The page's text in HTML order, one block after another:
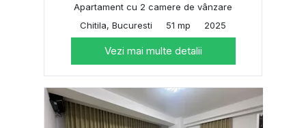
Apartament cu 2 camere de vânzare
Chitila, Bucuresti
51 mp 2025
Vezi mai multe detalii